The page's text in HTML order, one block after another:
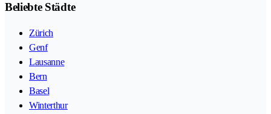
Beliebte Städte
Zürich
Genf
Lausanne
Bern
Basel
Winterthur